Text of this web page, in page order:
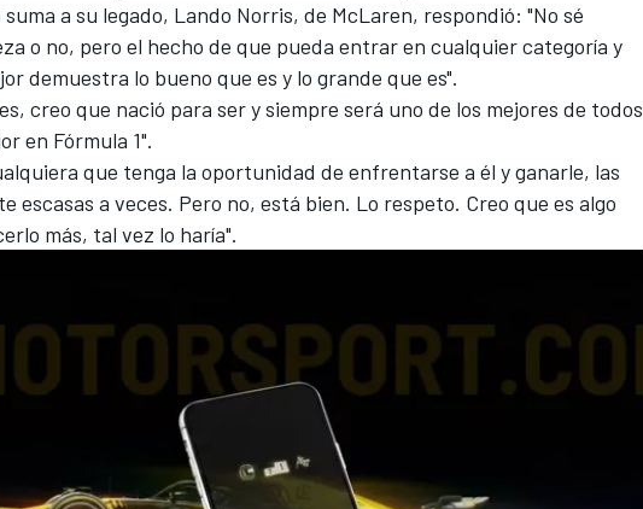
a su legado, Lando Norris, de McLaren, respondió: "No sé
o no, pero el hecho de que pueda entrar en cualquier categoría y
demuestra lo bueno que es y lo grande que es".
creo que nació para ser y siempre será uno de los mejores de todos
en Fórmula 1".
que tenga la oportunidad de enfrentarse a él y ganarle, las
escasas a veces. Pero no, está bien. Lo respeto. Creo que es algo
más, tal vez lo haría".